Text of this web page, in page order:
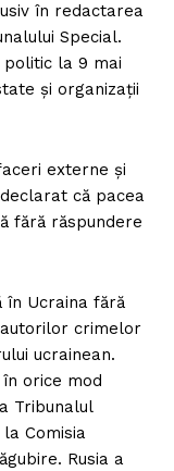
în redactarea
Special.
la 9 mai
și organizații
externe și
că pacea
fără răspundere
în Ucraina fără
crimelor
ucrainean.
orice mod
Tribunalul
Comisia
Rusia a